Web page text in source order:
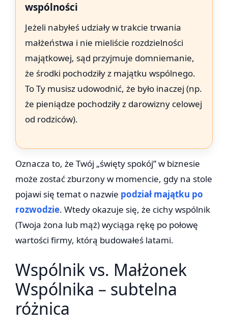
wspólności
Jeżeli nabyłeś udziały w trakcie trwania
małżeństwa i nie mieliście rozdzielności
majątkowej, sąd przyjmuje domniemanie,
że środki pochodziły z majątku wspólnego.
To Ty musisz udowodnić, że było inaczej (np.
że pieniądze pochodziły z darowizny celowej
od rodziców).
Oznacza to, że Twój „święty spokój” w biznesie
może zostać zburzony w momencie, gdy na stole
pojawi się temat o nazwie podział majątku po
rozwodzie. Wtedy okazuje się, że cichy wspólnik
(Twoja żona lub mąż) wyciąga rękę po połowę
wartości firmy, którą budowałeś latami.
Wspólnik vs. Małżonek
Wspólnika – subtelna
różnica